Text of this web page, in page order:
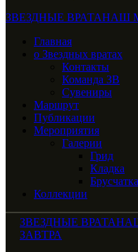
ЗВЕЗДНЫЕ ВРАТАНАШ
Главная
о Звездных вратах
Контакты
Команда ЗВ
Сувениры
Маршрут
Публикации
Мероприятия
Галерии
Грид
Кладка
Брусчатка
Коллекции
ЗВЕЗДНЫЕ ВРАТА
ЗАВТРА